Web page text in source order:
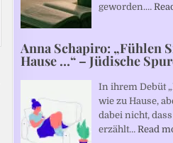
geworden.…
Anna Schapiro: „Fühlen
Hause …“ – Jüdische
In ihrem Debüt
wie zu Hause,
dabei nicht,
erzählt… Read